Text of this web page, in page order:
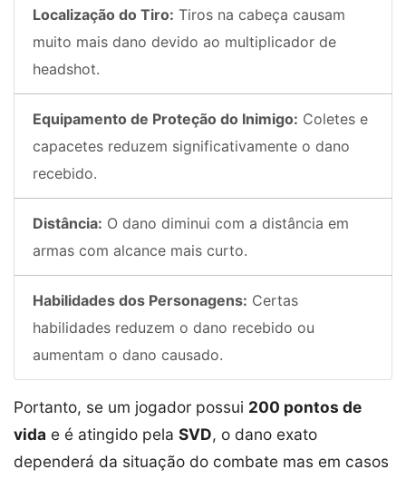
Localização do Tiro: Tiros na cabeça causam
muito mais dano devido ao multiplicador de
headshot.
Equipamento de Proteção do Inimigo: Coletes e
capacetes reduzem significativamente o dano
recebido.
Distância: O dano diminui com a distância em
armas com alcance mais curto.
Habilidades dos Personagens: Certas
habilidades reduzem o dano recebido ou
aumentam o dano causado.
Portanto, se um jogador possui 200 pontos de
vida e é atingido pela SVD, o dano exato
dependerá da situação do combate mas em casos